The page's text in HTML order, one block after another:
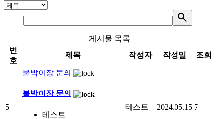
search
게시물 목록
번
호
제목 작성자 작성일 조회
5
붙박이장 문의
붙박이장 문의
테스트
테스트 2024.05.15 7